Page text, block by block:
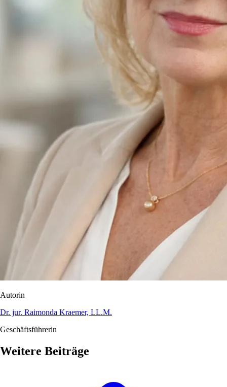
Autorin
Dr. jur. Raimonda Kraemer, LL.M.
Geschäftsführerin
Weitere Beiträge